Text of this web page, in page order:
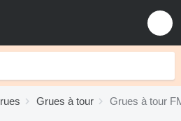
Grues à tour Grues à tour